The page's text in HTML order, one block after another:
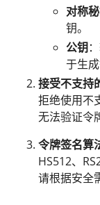
对称
钥。
公钥
于生成
接受不支持
拒绝使用不
无法验证令
令牌签名算
HS512、
请根据安全